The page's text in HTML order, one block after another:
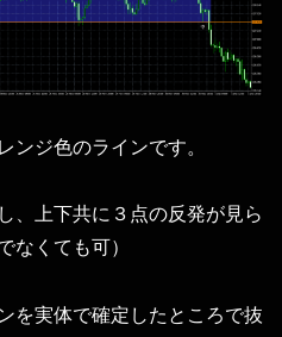
ンジ色のラインです。
、上下共に３点の反発が見ら
なくても可）
を実体で確定したところで抜